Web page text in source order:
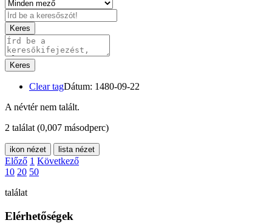
Keres
Keres
Clear tagDátum: 1480-09-22
A névtér nem talált.
2 találat (0,007 másodperc)
ikon nézet lista nézet
Előző 1 Következő
10 20 50
találat
Elérhetőségek